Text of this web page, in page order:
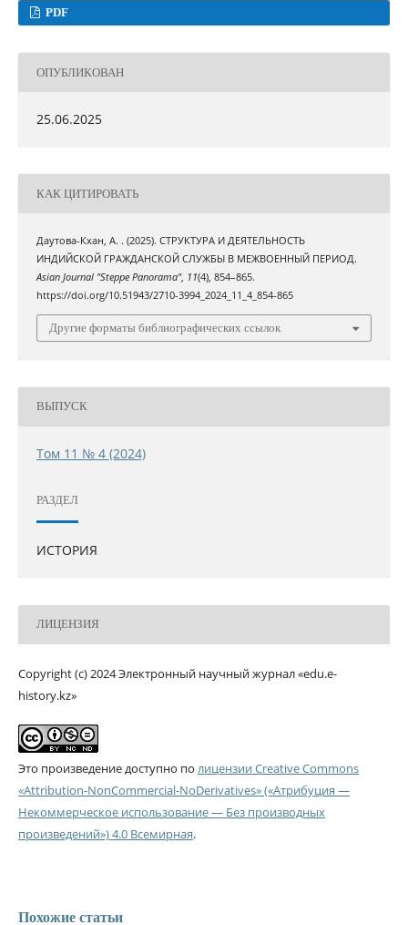
PDF
ОПУБЛИКОВАН
25.06.2025
КАК ЦИТИРОВАТЬ
Даутова-Кхан, А. . (2025). СТРУКТУРА И ДЕЯТЕЛЬНОСТЬ
ИНДИЙСКОЙ ГРАЖДАНСКОЙ СЛУЖБЫ В МЕЖВОЕННЫЙ ПЕРИОД.
Asian Journal "Steppe Panorama", 11(4), 854–865.
https://doi.org/10.51943/2710-3994_2024_11_4_854-865
Другие форматы библиографических ссылок
ВЫПУСК
Том 11 № 4 (2024)
РАЗДЕЛ
ИСТОРИЯ
ЛИЦЕНЗИЯ
Copyright (c) 2024 Электронный научный журнал «edu.e-
history.kz»
Это произведение доступно по лицензии Creative Commons
«Attribution-NonCommercial-NoDerivatives» («Атрибуция —
Некоммерческое использование — Без производных
произведений») 4.0 Всемирная.
Похожие статьи